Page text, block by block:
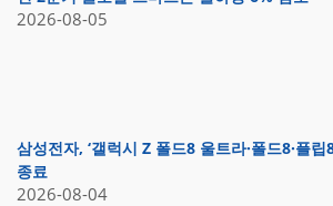
2026-08-05
삼성전자, ‘갤럭시 Z 폴드8 울트라·폴드8·플립
종료
2026-08-04